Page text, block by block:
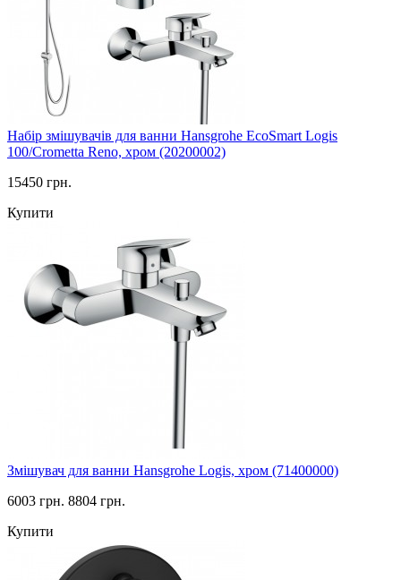
Набір змішувачів для ванни Hansgrohe EcoSmart Logis
100/Crometta Reno, хром (20200002)
15450 грн.
Купити
Змішувач для ванни Hansgrohe Logis, хром (71400000)
6003 грн. 8804 грн.
Купити